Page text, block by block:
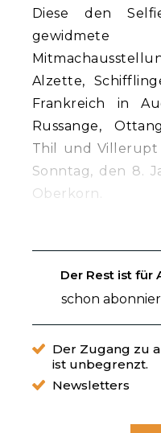
Diese den
Alzette,
Frankreich in
Russange,
Thil und Villerupt
Sonntag, den 8.
Oberkorn.
Der Rest ist für
schon
Der Zugang zu
ist unbegrenzt.
Newsletters